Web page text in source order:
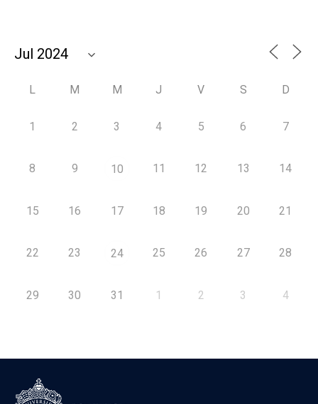
L M M J V S D
1 2 3 4 5 6 7
8 9 10 11 12 13 14
15 16 17 18 19 20 21
22 23 24 25 26 27 28
29 30 31 1 2 3 4